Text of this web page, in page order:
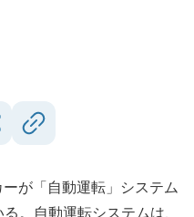
が「自動運転」システム
。自動運転システムは、